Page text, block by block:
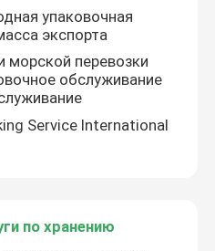
упаковочная
экспорта
морской перевозки
обслуживание
Service International
по хранению